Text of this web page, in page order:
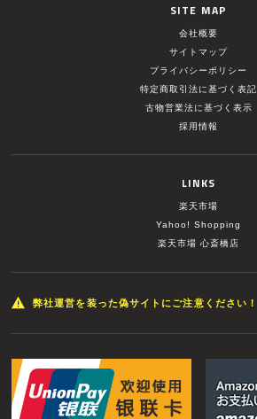
SITE MAP
会社概要
サイトマップ
プライバシーポリシー
特定商取引法に基づく表記
古物営業法に基づく表示
採用情報
LINKS
楽天市場
Yahoo! Shopping
楽天市場 心斎橋店
弊社運営を装った偽サイトにご注意ください！